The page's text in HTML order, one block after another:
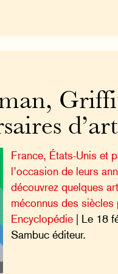
France, États-Unis et
l’occasion de leurs
découvrez quelques
méconnus des siècles
Encyclopédie | Le 18
Sambuc éditeur.